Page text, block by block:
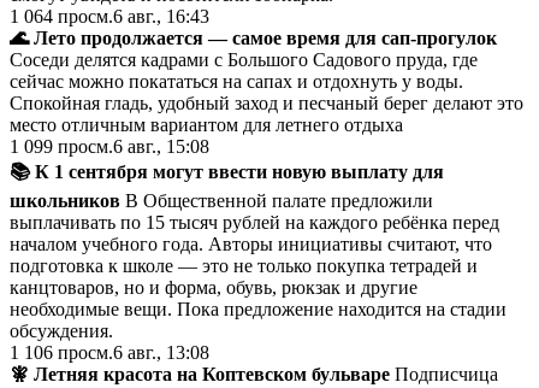
1 064 просм.6 авг., 16:43
🌊 Лето продолжается — самое время для сап-прогулок
Соседи делятся кадрами с Большого Садового пруда, где
сейчас можно покататься на сапах и отдохнуть у воды.
Спокойная гладь, удобный заход и песчаный берег делают это
место отличным вариантом для летнего отдыха
1 099 просм.6 авг., 15:08
📚 К 1 сентября могут ввести новую выплату для
школьников В Общественной палате предложили
выплачивать по 15 тысяч рублей на каждого ребёнка перед
началом учебного года. Авторы инициативы считают, что
подготовка к школе — это не только покупка тетрадей и
канцтоваров, но и форма, обувь, рюкзак и другие
необходимые вещи. Пока предложение находится на стадии
обсуждения.
1 106 просм.6 авг., 13:08
🧚 Летняя красота на Коптевском бульваре Подписчица